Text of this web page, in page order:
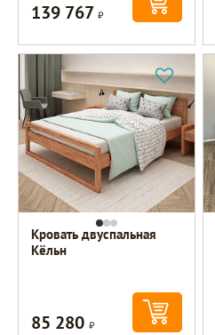
139 767Р
Кровать двуспальная
Кёльн
85 280Р